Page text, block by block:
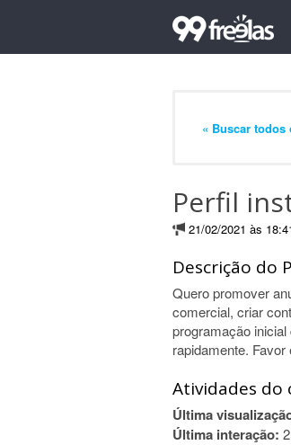
« Buscar
Perfil
21/02/2021 às
Descrição do
Quero promover
comercial, criar
programação
rapidamente.
Atividades do
Última
Última interação: